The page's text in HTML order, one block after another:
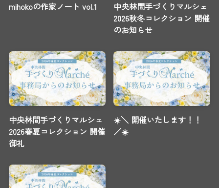
mihokoの作家ノート vol.1
中央林間手づくりマルシェ
2026秋冬コレクション 開催
のお知らせ
中央林間手づくりマルシェ
2026春夏コレクション 開催
御礼
☀️＼ 開催いたします！！
／☀️